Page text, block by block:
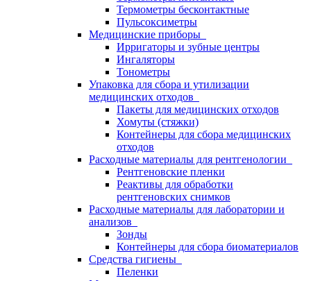
Термометры бесконтактные
Пульсоксиметры
Медицинские приборы
Ирригаторы и зубные центры
Ингаляторы
Тонометры
Упаковка для сбора и утилизации
медицинских отходов
Пакеты для медицинских отходов
Хомуты (стяжки)
Контейнеры для сбора медицинских
отходов
Расходные материалы для рентгенологии
Рентгеновские пленки
Реактивы для обработки
рентгеновских снимков
Расходные материалы для лаборатории и
анализов
Зонды
Контейнеры для сбора биоматериалов
Средства гигиены
Пеленки